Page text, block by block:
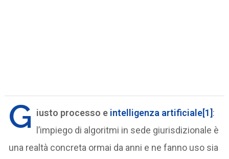
G iusto processo e intelligenza artificiale[1]:
l’impiego di algoritmi in sede giurisdizionale è
una realtà concreta ormai da anni e ne fanno uso sia